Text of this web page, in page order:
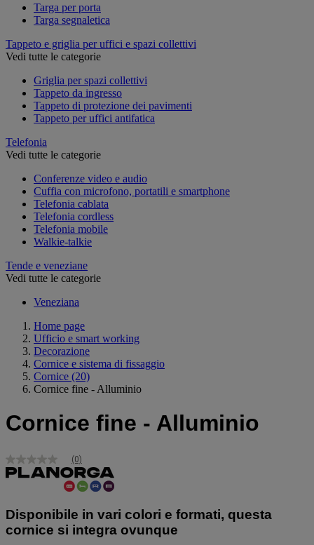
Targa per porta
Targa segnaletica
Tappeto e griglia per uffici e spazi collettivi
Vedi tutte le categorie
Griglia per spazi collettivi
Tappeto da ingresso
Tappeto di protezione dei pavimenti
Tappeto per uffici antifatica
Telefonia
Vedi tutte le categorie
Conferenze video e audio
Cuffia con microfono, portatili e smartphone
Telefonia cablata
Telefonia cordless
Telefonia mobile
Walkie-talkie
Tende e veneziane
Vedi tutte le categorie
Veneziana
Home page
Ufficio e smart working
Decorazione
Cornice e sistema di fissaggio
Cornice (20)
Cornice fine - Alluminio
Cornice fine - Alluminio
Nessuna
valutazione
alla
pagina.
(0)
Disponibile in vari colori e formati, questa
cornice si integra ovunque